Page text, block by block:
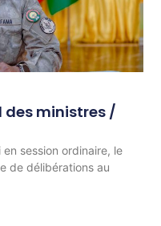
des ministres /
en session ordinaire, le
de délibérations au